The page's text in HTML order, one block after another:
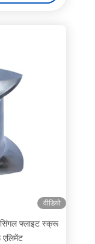
वीडियो
फ्लाइट स्क्रू